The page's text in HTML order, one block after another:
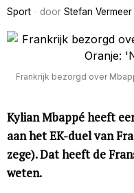
Sport door Stefan Vermeer
Frankrijk bezorgd over
Kylian Mbappé heeft
aan het EK-duel van
zege). Dat heeft de
weten.